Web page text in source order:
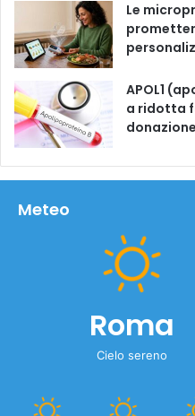
Le
APOL1
a ridotta
donazione
Meteo
Roma
Cielo sereno